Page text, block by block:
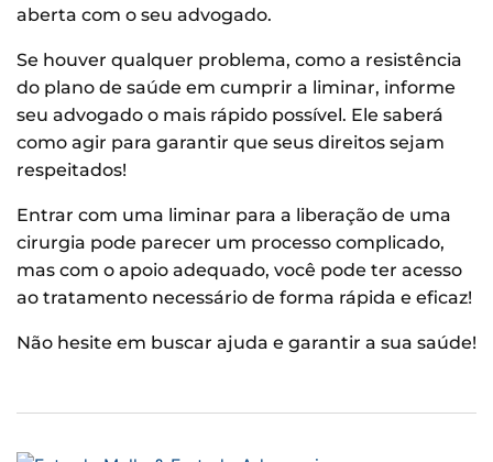
aberta com o seu advogado.
Se houver qualquer problema, como a resistência
do plano de saúde em cumprir a liminar, informe
seu advogado o mais rápido possível. Ele saberá
como agir para garantir que seus direitos sejam
respeitados!
Entrar com uma liminar para a liberação de uma
cirurgia pode parecer um processo complicado,
mas com o apoio adequado, você pode ter acesso
ao tratamento necessário de forma rápida e eficaz!
Não hesite em buscar ajuda e garantir a sua saúde!